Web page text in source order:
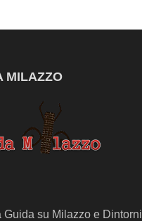
MILAZZO
Guida su Milazzo e Dintorni